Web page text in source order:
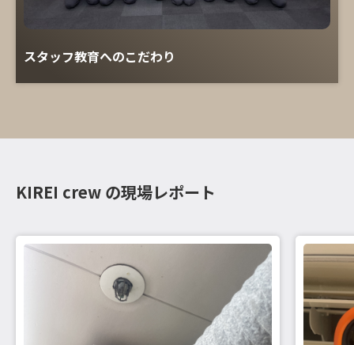
スタッフ教育へのこだわり
KIREI crew の現場レポート